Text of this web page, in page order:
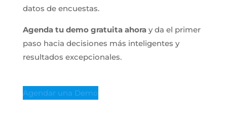
datos de encuestas.
Agenda tu demo gratuita ahoray da el primer
paso hacia decisiones más inteligentes y
resultados excepcionales.
Agendar una Demo